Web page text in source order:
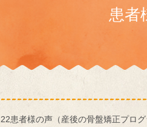
患者
患者様の声（産後の骨盤矯正プログ